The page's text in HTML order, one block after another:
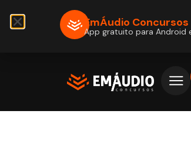
EmÁudio Concursos
App gratuito para Android